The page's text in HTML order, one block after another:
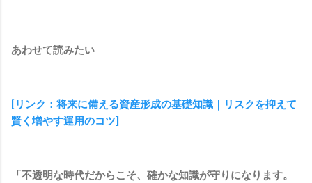
あわせて読みたい
[リンク：将来に備える資産形成の基礎知識｜リスクを抑えて
賢く増やす運用のコツ]
「不透明な時代だからこそ、確かな知識が守りになります。